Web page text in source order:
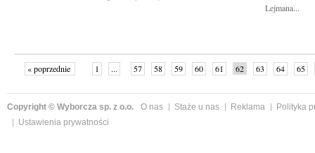
Lejmana...
« poprzednie 1 ... 57 58 59 60 61 62 63 64
65
Copyright © Wyborcza sp. z o.o. O nas Staże u nas Reklama
Polityka
Ustawienia prywatności